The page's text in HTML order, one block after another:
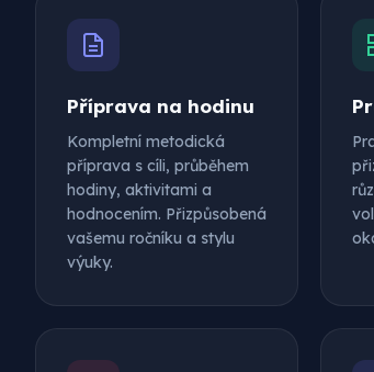
Příprava na hodinu
Kompletní metodická
příprava s cíli, průběhem
hodiny, aktivitami a
hodnocením. Přizpůsobená
vašemu ročníku a stylu
výuky.